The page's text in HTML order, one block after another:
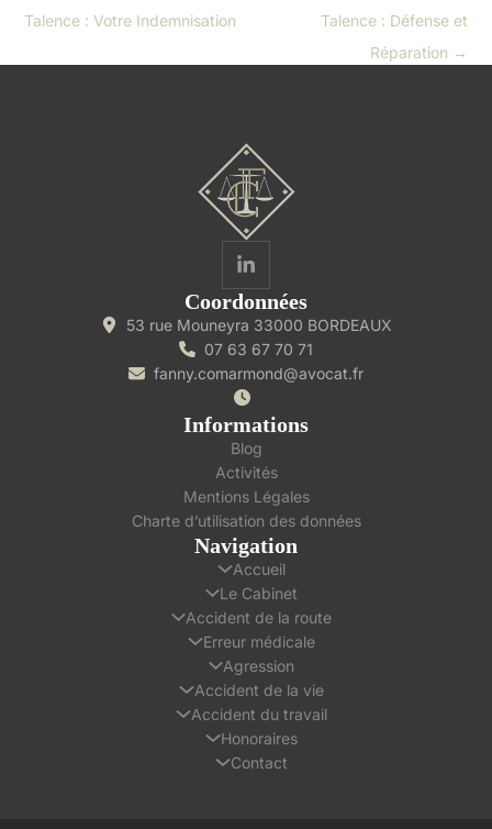
Talence : Votre Indemnisation
Talence : Défense et
Réparation →
Coordonnées
53 rue Mouneyra 33000 BORDEAUX
07 63 67 70 71
fanny.comarmond@avocat.fr
Informations
Blog
Activités
Mentions Légales
Charte d’utilisation des données
Navigation
Accueil
Le Cabinet
Accident de la route
Erreur médicale
Agression
Accident de la vie
Accident du travail
Honoraires
Contact